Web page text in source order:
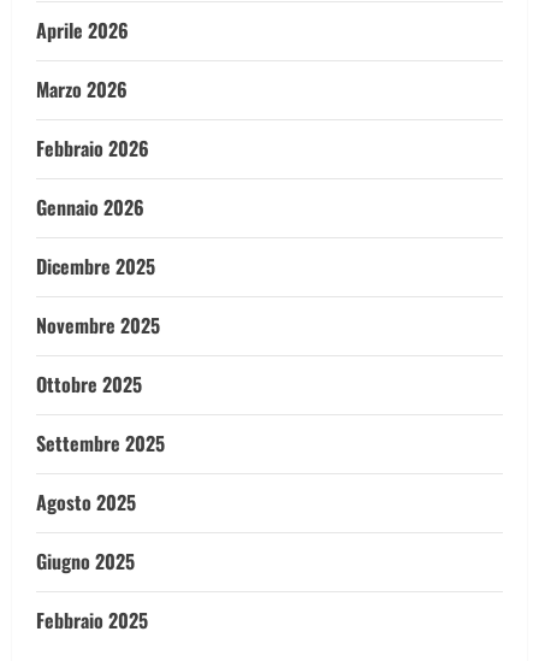
Aprile 2026
Marzo 2026
Febbraio 2026
Gennaio 2026
Dicembre 2025
Novembre 2025
Ottobre 2025
Settembre 2025
Agosto 2025
Giugno 2025
Febbraio 2025